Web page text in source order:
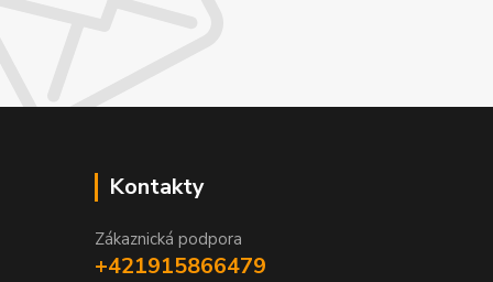
Kontakty
Zákaznická podpora
+421915866479